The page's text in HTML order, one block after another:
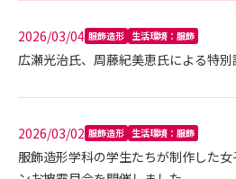
2026/03/04 服飾造形 生活環境：服飾
広瀬光治氏、周藤紀美恵氏による特
2026/03/02 服飾造形 生活環境：服飾
服飾造形学科の学生たちが制作した